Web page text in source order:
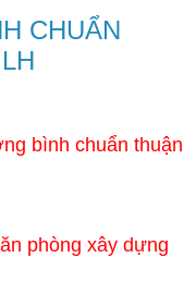
CHUẨN
bình chuẩn thuận
phòng xây dựng